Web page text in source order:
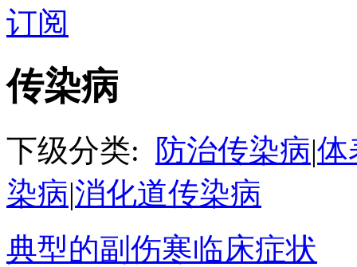
订阅
传染病
下级分类: 防治传染病|体
染病|消化道传染病
典型的副伤寒临床症状